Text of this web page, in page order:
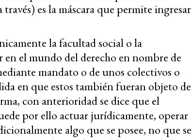
través) es la máscara que permite ingresar
la facultad social o la
el mundo del derecho en nombre de
mandato o de unos colectivos o
en que estos también fueran objeto de
con anterioridad se dice que el
por ello actuar jurídicamente, operar
algo que se posee, no que se